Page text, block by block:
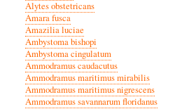
Alytes obstetricans
Amara fusca
Amazilia luciae
Ambystoma bishopi
Ambystoma cingulatum
Ammodramus caudacutus
Ammodramus maritimus mirabilis
Ammodramus maritimus nigrescens
Ammodramus savannarum floridanus